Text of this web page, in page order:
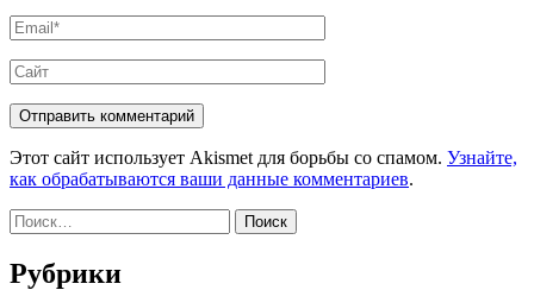
Email*
Сайт
Этот сайт использует Akismet для борьбы со спамом. Узнайте,
как обрабатываются ваши данные комментариев.
Найти:
Рубрики